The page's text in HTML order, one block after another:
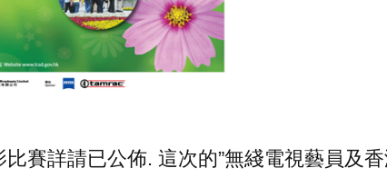
比賽詳請已公佈. 這次的”無綫電視藝員及